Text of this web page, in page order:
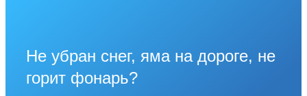
Не убран снег, яма на дороге, не
горит фонарь?